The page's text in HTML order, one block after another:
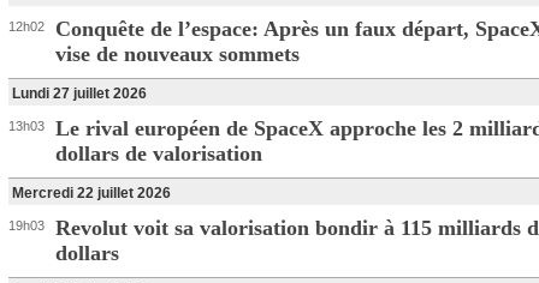
12h02
Conquête de l’espace: Après un faux départ,
vise de nouveaux sommets
Lundi 27 juillet 2026
13h03
Le rival européen de SpaceX approche les 2
dollars de valorisation
Mercredi 22 juillet 2026
19h03
Revolut voit sa valorisation bondir à 115 milliards
dollars